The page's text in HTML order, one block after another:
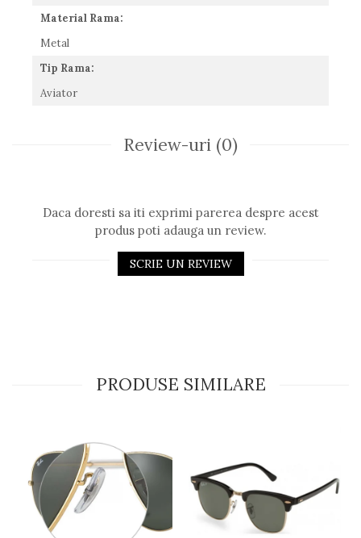
Material Rama:
Metal
Tip Rama:
Aviator
Review-uri (0)
Daca doresti sa iti exprimi parerea despre acest
produs poti adauga un review.
SCRIE UN REVIEW
PRODUSE SIMILARE